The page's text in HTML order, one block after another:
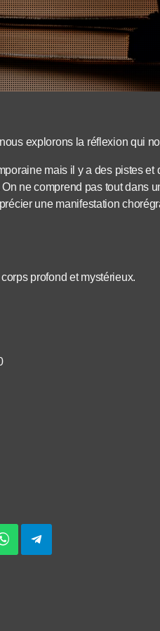
explorons la réflexion qui
mais il y a des pistes
ne comprend pas tout dans
une manifestation
profond et mystérieux.